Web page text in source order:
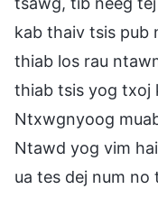
kab thaiv tsis pub
thiab los rau
thiab tsis yog txoj
Ntxwgnyoog
Ntawd yog vim
ua tes dej num